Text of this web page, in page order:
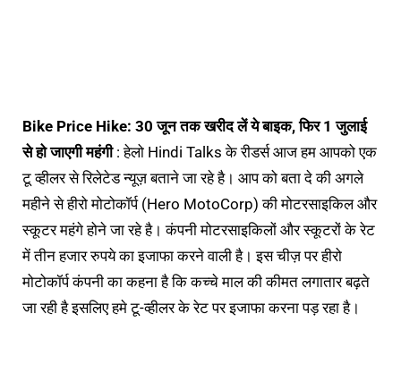
Bike Price Hike: 30 जून तक खरीद लें ये बाइक, फिर 1 जुलाई
से हो जाएगी महंगी: हेलो Hindi Talks के रीडर्स आज हम आपको एक
टू व्हीलर से रिलेटेड न्यूज़ बताने जा रहे है। आप को बता दे की अगले
महीने से हीरो मोटोकॉर्प (Hero MotoCorp) की मोटरसाइकिल और
स्कूटर महंगे होने जा रहे है। कंपनी मोटरसाइकिलों और स्कूटरों के रेट
में तीन हजार रुपये का इजाफा करने वाली है। इस चीज़ पर हीरो
मोटोकॉर्प कंपनी का कहना है कि कच्चे माल की कीमत लगातार बढ़ते
जा रही है इसलिए हमे टू-व्हीलर के रेट पर इजाफा करना पड़ रहा है।